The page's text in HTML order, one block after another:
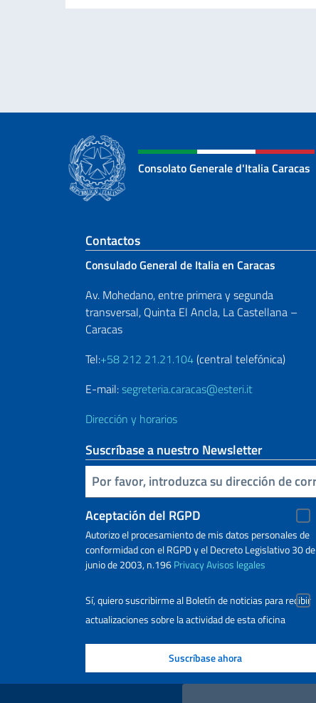
Consolato Generale d'Italia Caracas
Sezione footer
Contactos
Consulado General de Italia en Caracas
Av. Mohedano, entre primera y segunda
transversal, Quinta El Ancla, La Castellana –
Caracas
Tel:+58 212 21.21.104(central telefónica)
E-mail:segreteria.caracas@esteri.it
Dirección y horarios
Suscríbase a nuestro Newsletter
Inserta tu correo electronico
Aceptación del RGPD
Autorizo ​​el procesamiento de mis datos personales de
conformidad con el RGPD y el Decreto Legislativo 30 de
junio de 2003, n.196PrivacyAvisos legales
Sí, quiero suscribirme al Boletín de noticias para recibir
actualizaciones sobre la actividad de esta oficina